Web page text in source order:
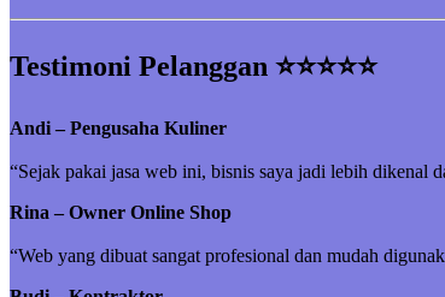
Testimoni Pelanggan ⭐⭐⭐⭐⭐
Andi – Pengusaha Kuliner
“Sejak pakai jasa web ini, bisnis saya jadi lebih dikenal
Rina – Owner Online Shop
“Web yang dibuat sangat profesional dan mudah